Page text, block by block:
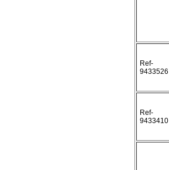
Ref-
9433526
Ref-
9433410